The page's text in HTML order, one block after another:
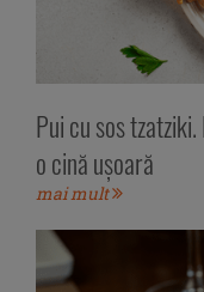
Pui cu sos
o cină ușoară
mai mult